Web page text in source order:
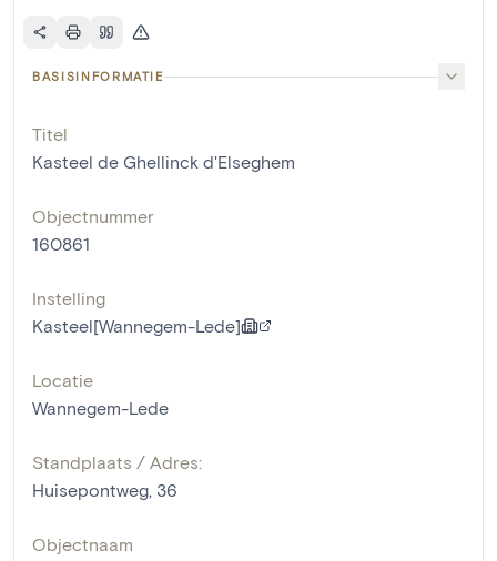
BASISINFORMATIE
Titel
Kasteel de Ghellinck d'Elseghem
Objectnummer
160861
Instelling
Kasteel[Wannegem-Lede]
Locatie
Wannegem-Lede
Standplaats / Adres:
Huisepontweg, 36
Objectnaam